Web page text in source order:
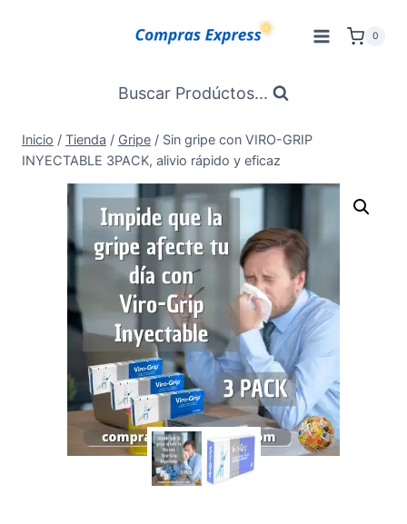
0
Buscar Prodúctos...
Inicio / Tienda / Gripe / Sin gripe con VIRO-GRIP
INYECTABLE 3PACK, alivio rápido y eficaz